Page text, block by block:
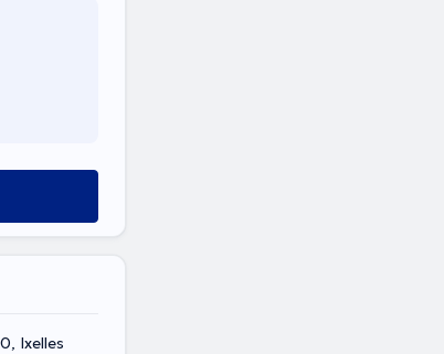
Ixelles